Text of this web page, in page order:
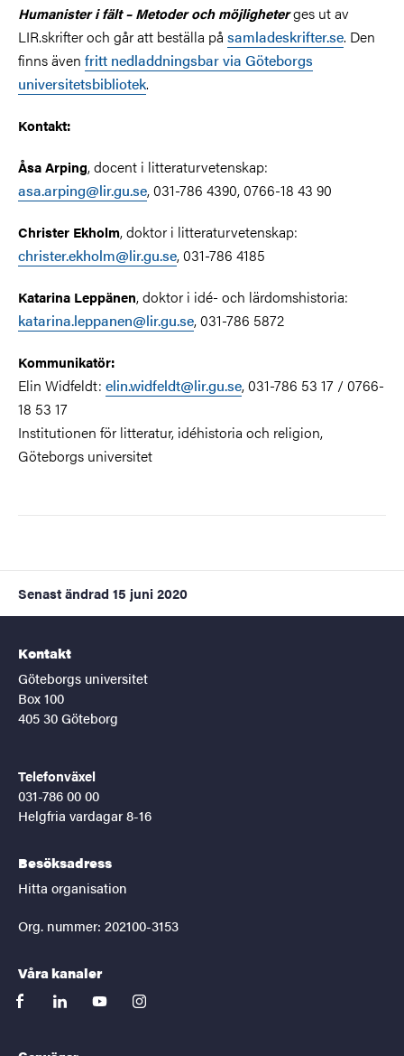
Humanister i fält – Metoder och möjligheterges ut av
LIR.skrifter och går att beställa på samladeskrifter.se. Den
finns även fritt nedladdningsbar via Göteborgs
universitetsbibliotek.
Kontakt:
Åsa Arping, docent i litteraturvetenskap:
asa.arping@lir.gu.se, 031-786 4390, 0766-18 43 90
Christer Ekholm, doktor i litteraturvetenskap:
christer.ekholm@lir.gu.se, 031-786 4185
Katarina Leppänen, doktor i idé- och lärdomshistoria:
katarina.leppanen@lir.gu.se, 031-786 5872
Kommunikatör:
Elin Widfeldt: elin.widfeldt@lir.gu.se, 031-786 53 17 / 0766-
18 53 17
Institutionen för litteratur, idéhistoria och religion,
Göteborgs universitet
Senast ändrad 15 juni 2020
Kontakt
Göteborgs universitet
Box 100
405 30 Göteborg
Telefonväxel
031-786 00 00
Helgfria vardagar 8-16
Besöksadress
Hitta organisation
Org. nummer: 202100-3153
Våra kanaler
facebooklinkedinyoutubeinstagram